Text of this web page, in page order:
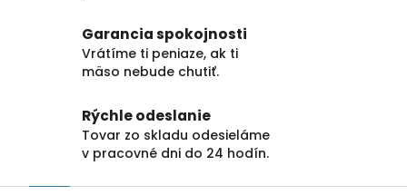
Garancia spokojnosti
Vrátíme ti peniaze, ak ti
mäso nebude chutiť.
Rýchle odeslanie
Tovar zo skladu odesieláme
v pracovné dni do 24 hodín.